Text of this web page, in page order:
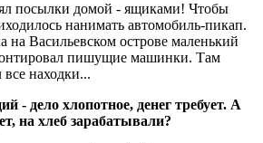
посылки домой - ящиками! Чтобы
нанимать автомобиль-пикап.
на Васильевском острове маленький
пишущие машинки. Там
находки...
- дело хлопотное, денег требует. А
на хлеб зарабатывали?